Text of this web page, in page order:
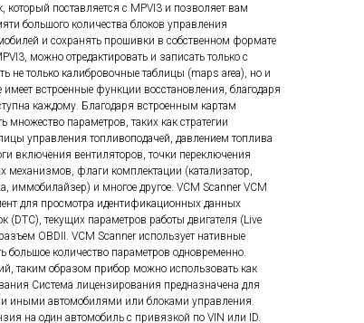
который поставляется с MPVI3 и позволяет вам
большого количества блоков управления
и сохранять прошивки в собственном формате
можно отредактировать и записать только с
только калибровочные таблицы (maps area), но и
встроенные функции восстановления, благодаря
каждому. Благодаря встроенным картам
множество параметров, таких как стратегии
управления топливоподачей, давлением топлива
включения вентиляторов, точки переключения
механизмов, флаги комплектации (катализатор,
иммобилайзер) и многое другое. VCM Scanner VCM
для просмотра идентификационных данных
(DTC), текущих параметров работы двигателя (Live
OBDII. VCM Scanner использует нативные
большое количество параметров одновременно.
таким образом прибор можно использовать как
Система лицензирования предназначена для
иными автомобилями или блоками управления.
на один автомобиль с привязкой по VIN или ID.